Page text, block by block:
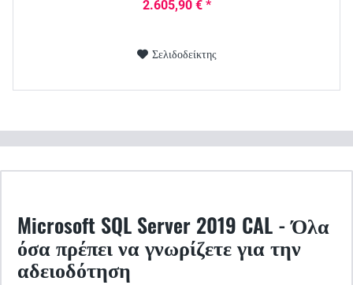
2.605,90 € *
Σελιδοδείκτης
Microsoft SQL Server 2019 CAL - Όλα
όσα πρέπει να γνωρίζετε για την
αδειοδότηση